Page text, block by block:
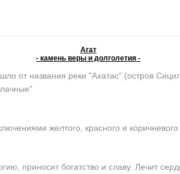
Агат
- камень веры и долголетия -
от названия реки "Ахатас" (остров
желтого, красного и коричневого
приносит богатство и славу. Лечит